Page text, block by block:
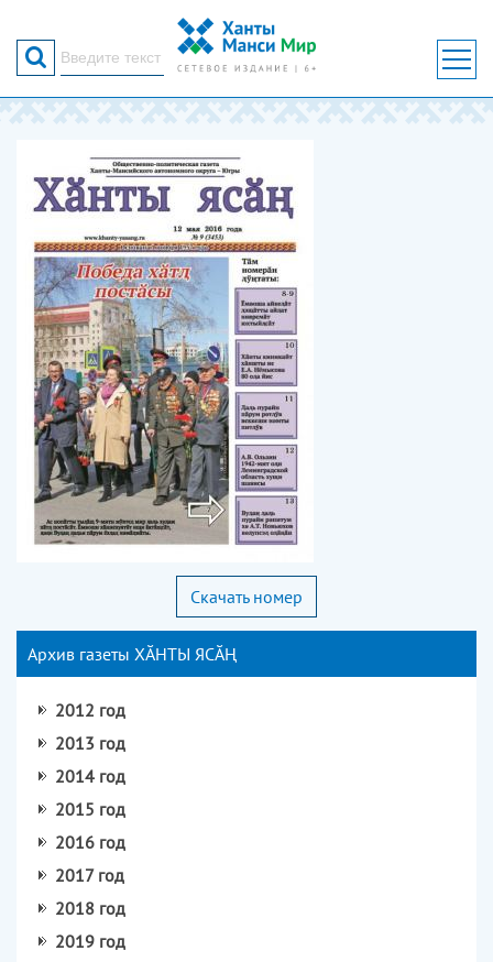
Форма
поиска
Скачать номер
Архив газеты ХӐНТЫ ЯСӐҢ
2012 год
2013 год
2014 год
2015 год
2016 год
2017 год
2018 год
2019 год